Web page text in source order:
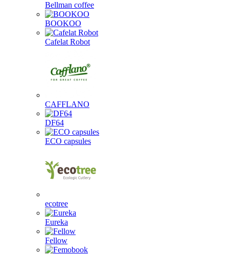
Bellman coffee
BOOKOO
Cafelat Robot
CAFFLANO
DF64
ECO capsules
ecotree
Eureka
Fellow